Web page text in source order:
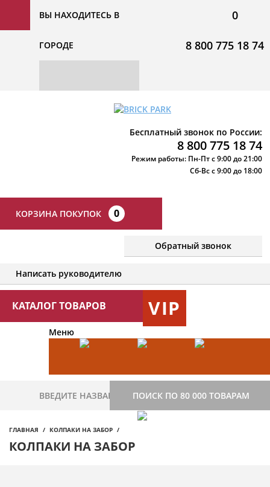
ВЫ НАХОДИТЕСЬ В
ГОРОДЕ
0
8 800 775 18 74
Бесплатный звонок по России:
8 800 775 18 74
Режим работы: Пн-Пт с 9:00 до 21:00
Сб-Вс с 9:00 до 18:00
КОРЗИНА ПОКУПОК 0
Обратный звонок
Написать руководителю
КАТАЛОГ ТОВАРОВ VIP
Меню
ПОИСК ПО 80 000 ТОВАРАМ
ГЛАВНАЯ КОЛПАКИ НА ЗАБОР
КОЛПАКИ НА ЗАБОР